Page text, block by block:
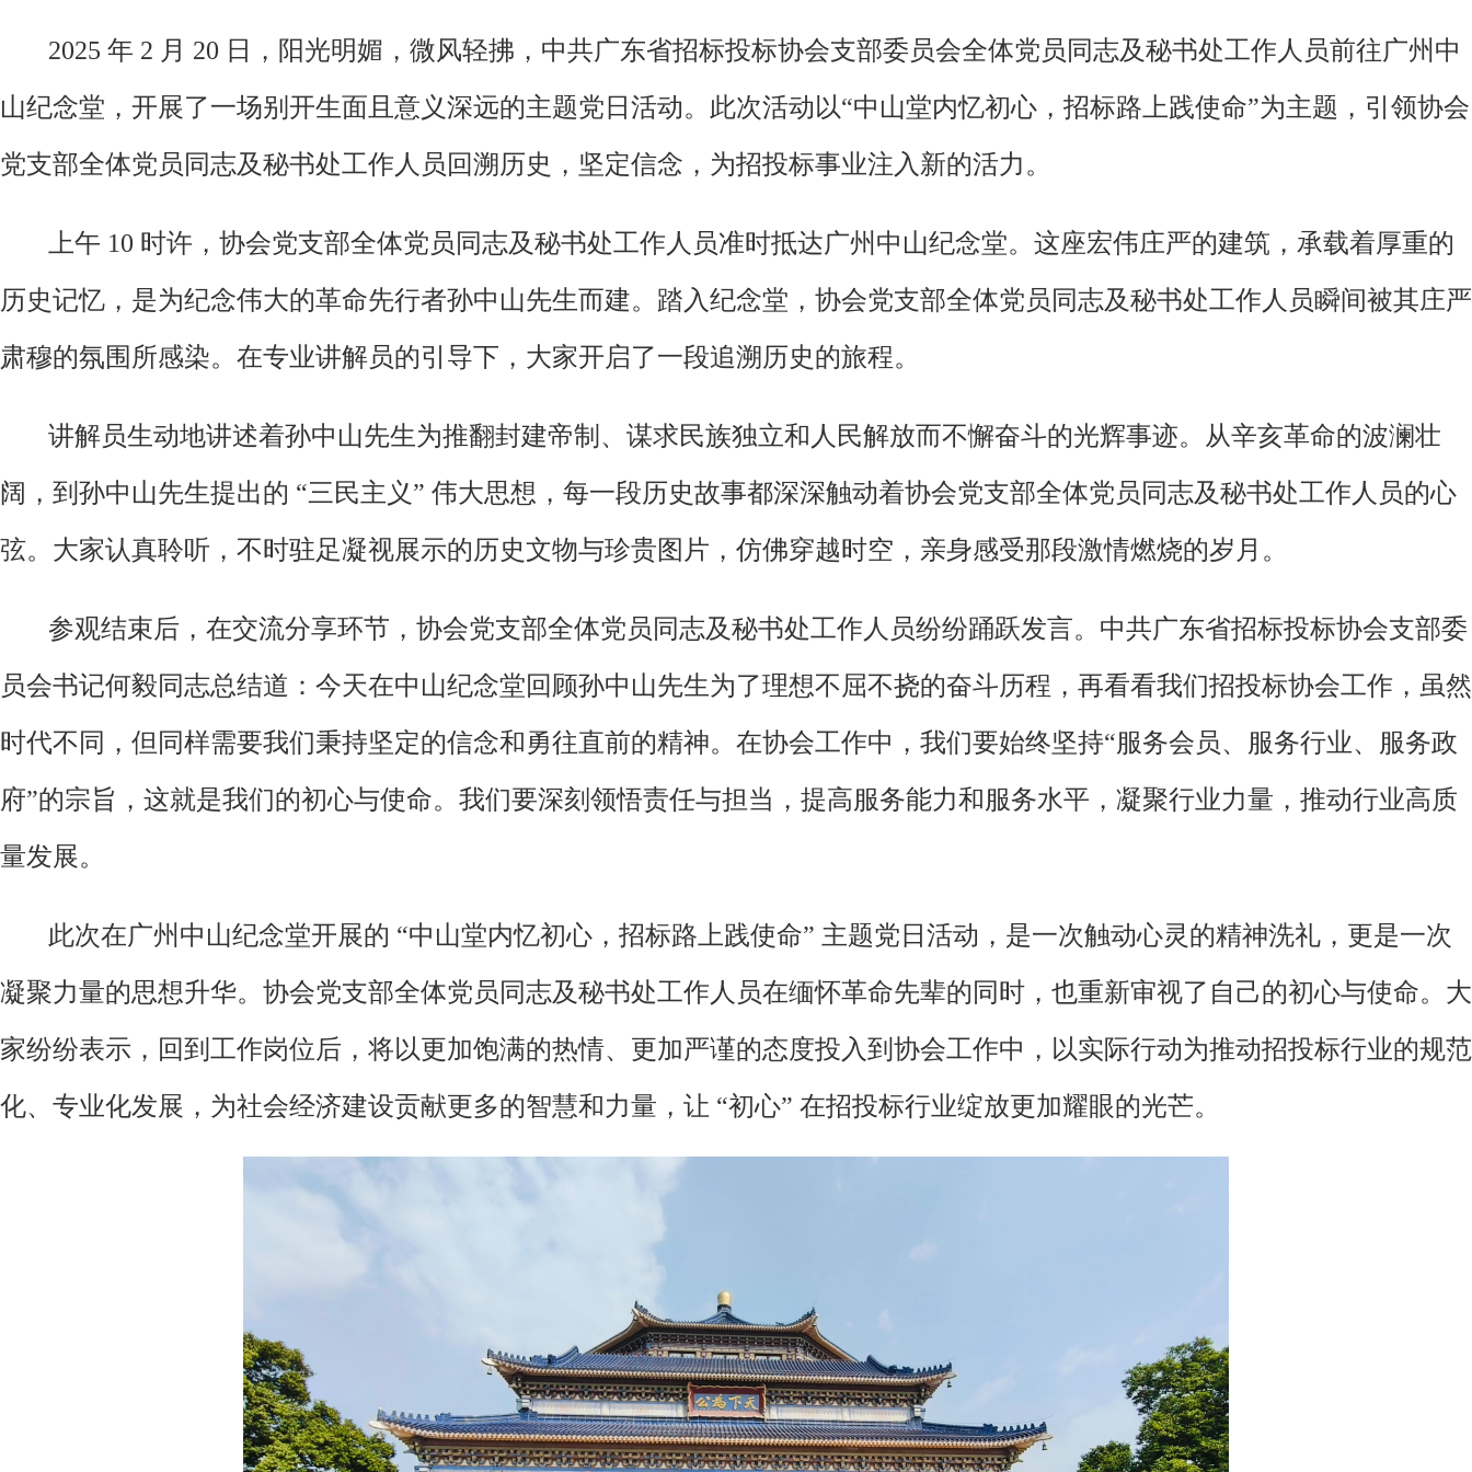
2025 年 2 月 20 日，阳光明媚，微风轻拂，中共广东省招标投标协会支部委员会全体党员同志及秘书处工作人员前往广州中
山纪念堂，开展了一场别开生面且意义深远的主题党日活动。此次活动以“中山堂内忆初心，招标路上践使命”为主题，引领协会
党支部全体党员同志及秘书处工作人员回溯历史，坚定信念，为招投标事业注入新的活力。
上午 10 时许，协会党支部全体党员同志及秘书处工作人员准时抵达广州中山纪念堂。这座宏伟庄严的建筑，承载着厚重的
历史记忆，是为纪念伟大的革命先行者孙中山先生而建。踏入纪念堂，协会党支部全体党员同志及秘书处工作人员瞬间被其庄严
肃穆的氛围所感染。在专业讲解员的引导下，大家开启了一段追溯历史的旅程。
讲解员生动地讲述着孙中山先生为推翻封建帝制、谋求民族独立和人民解放而不懈奋斗的光辉事迹。从辛亥革命的波澜壮
阔，到孙中山先生提出的 “三民主义” 伟大思想，每一段历史故事都深深触动着协会党支部全体党员同志及秘书处工作人员的心
弦。大家认真聆听，不时驻足凝视展示的历史文物与珍贵图片，仿佛穿越时空，亲身感受那段激情燃烧的岁月。
参观结束后，在交流分享环节，协会党支部全体党员同志及秘书处工作人员纷纷踊跃发言。中共广东省招标投标协会支部委
员会书记何毅同志总结道：今天在中山纪念堂回顾孙中山先生为了理想不屈不挠的奋斗历程，再看看我们招投标协会工作，虽然
时代不同，但同样需要我们秉持坚定的信念和勇往直前的精神。在协会工作中，我们要始终坚持“服务会员、服务行业、服务政
府”的宗旨，这就是我们的初心与使命。我们要深刻领悟责任与担当，提高服务能力和服务水平，凝聚行业力量，推动行业高质
量发展。
此次在广州中山纪念堂开展的 “中山堂内忆初心，招标路上践使命” 主题党日活动，是一次触动心灵的精神洗礼，更是一次
凝聚力量的思想升华。协会党支部全体党员同志及秘书处工作人员在缅怀革命先辈的同时，也重新审视了自己的初心与使命。大
家纷纷表示，回到工作岗位后，将以更加饱满的热情、更加严谨的态度投入到协会工作中，以实际行动为推动招投标行业的规范
化、专业化发展，为社会经济建设贡献更多的智慧和力量，让 “初心” 在招投标行业绽放更加耀眼的光芒。